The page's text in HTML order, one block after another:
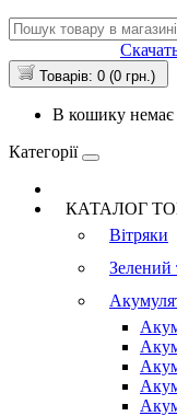
Товарів: 0 (0 грн.)
В кошику немає
Категорії
КАТАЛОГ
Вітряки
Зелений